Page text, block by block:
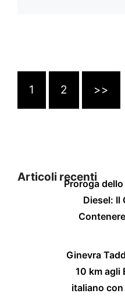
1 2 >>
Articoli recenti
Proroga
Diesel: Il
Ginevra
10 km agli
italiano